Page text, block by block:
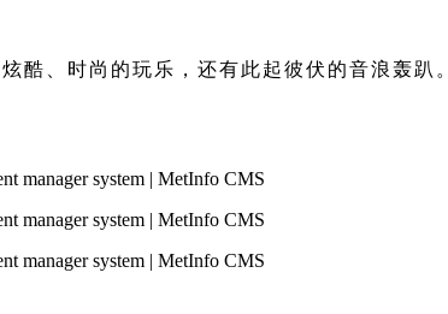
、时尚的玩乐，还有此起彼伏的音浪轰趴